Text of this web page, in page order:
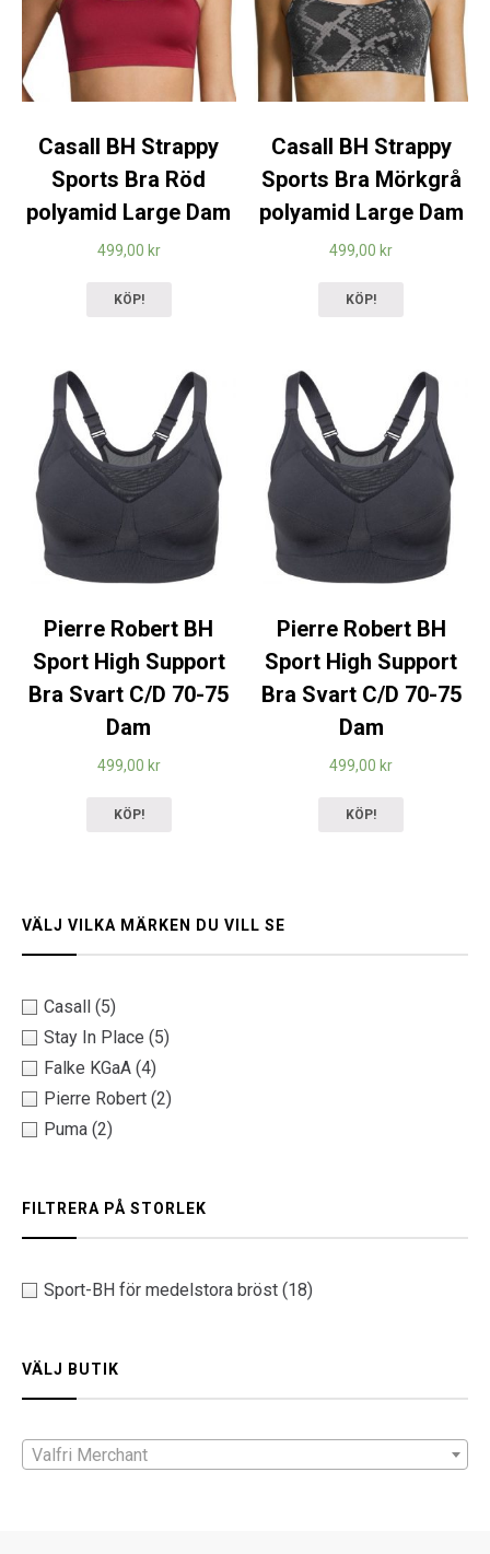
VÄLJ VILKA MÄRKEN DU VILL SE
Casall (5)
Stay In Place (5)
Falke KGaA (4)
Pierre Robert (2)
Puma (2)
FILTRERA PÅ STORLEK
Sport-BH för medelstora bröst (18)
VÄLJ BUTIK
Valfri Merchant
Casall BH Strappy
Sports Bra Röd
polyamid Large Dam
499,00 kr
KÖP!
Casall BH Strappy
Sports Bra Mörkgrå
polyamid Large Dam
499,00 kr
KÖP!
Pierre Robert BH
Sport High Support
Bra Svart C/D 70-75
Dam
499,00 kr
KÖP!
Pierre Robert BH
Sport High Support
Bra Svart C/D 70-75
Dam
499,00 kr
KÖP!